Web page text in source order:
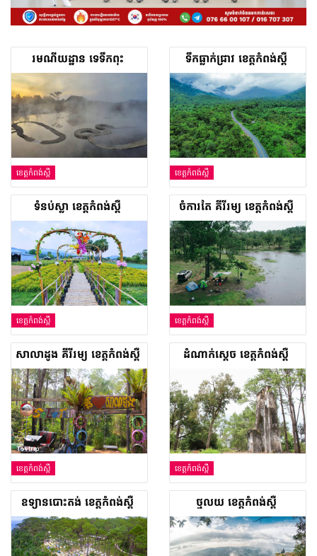
រមណីយដ្ឋាន ទេទឹកពុះ
ខេត្តកំពង់ស្ពឺ
ទឹកធ្លាក់ជ្រាវ ខេត្តកំពង់ស្ពឺ
ខេត្តកំពង់ស្ពឺ
ទំនប់ស្លា ខេត្តកំពង់ស្ពឺ
ខេត្តកំពង់ស្ពឺ
ចំការតែ គីរីរម្យ ខេត្តកំពង់ស្ពឺ
ខេត្តកំពង់ស្ពឺ
សាលាដូង គីរីរម្យ ខេត្តកំពង់ស្ពឺ
ខេត្តកំពង់ស្ពឺ
ដំណាក់ស្តេច ខេត្តកំពង់ស្ពឺ
ខេត្តកំពង់ស្ពឺ
ឧទ្យានបោះតង់ ខេត្តកំពង់ស្ពឺ ថ្មលយ ខេត្តកំពង់ស្ពឺ